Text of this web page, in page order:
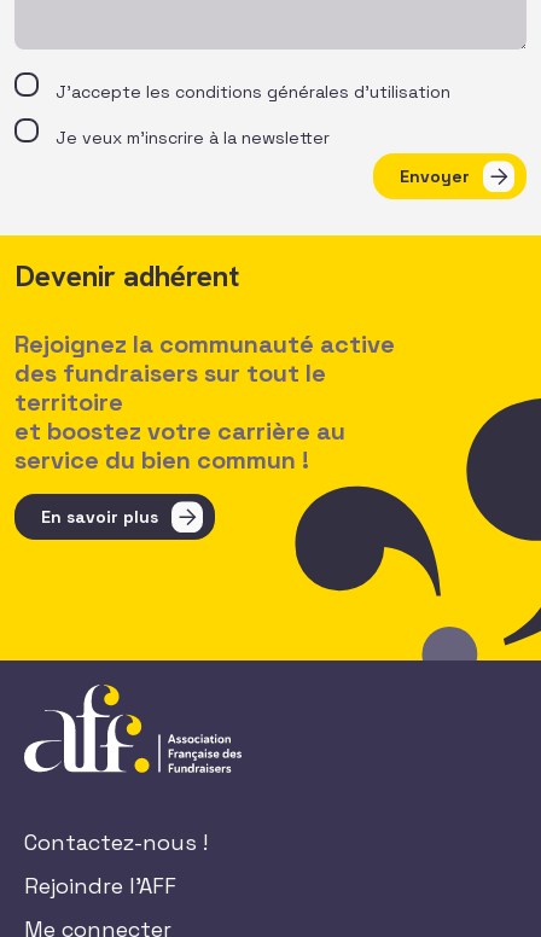
J’accepte les conditions générales d’utilisation
Je veux m'inscrire à la newsletter
Envoyer
Devenir adhérent
Rejoignez la communauté active
des fundraisers sur tout le
territoire
et boostez votre carrière au
service du bien commun !
En savoir plus
Contactez-nous !
Rejoindre l'AFF
Me connecter